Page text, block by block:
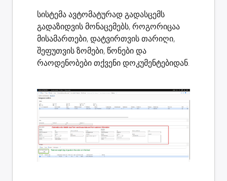
სისტემა ავტომატურად გადასცემს
გადაზიდვის მონაცემებს, როგორიცაა
მისამართები, დატვირთვის თარიღი,
შეფუთვის ზომები, წონები და
რაოდენობები თქვენი დოკუმენტებიდან.